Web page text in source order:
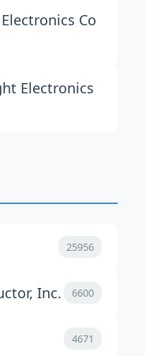
Co
Electronics
25956
Inc. 6600
4671